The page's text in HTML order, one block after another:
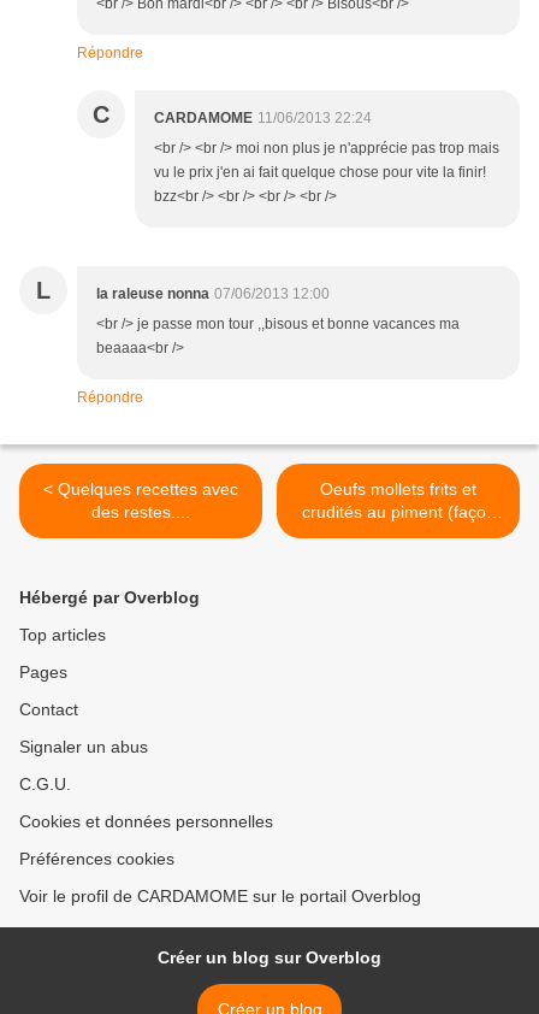
<br /> Bon mardi<br /> <br /> <br /> Bisous<br />
Répondre
C CARDAMOME 11/06/2013 22:24
<br /> <br /> moi non plus je n'apprécie pas trop mais
vu le prix j'en ai fait quelque chose pour vite la finir!
bzz<br /> <br /> <br /> <br />
L la raleuse nonna 07/06/2013 12:00
<br /> je passe mon tour ,,bisous et bonne vacances ma
beaaaa<br />
Répondre
< Quelques recettes avec
des restes....
Oeufs mollets frits et
crudités au piment (façon
Cyril Lignac) >
Hébergé par Overblog
Top articles
Pages
Contact
Signaler un abus
C.G.U.
Cookies et données personnelles
Préférences cookies
Voir le profil de CARDAMOME sur le portail Overblog
Créer un blog sur Overblog
Créer un blog